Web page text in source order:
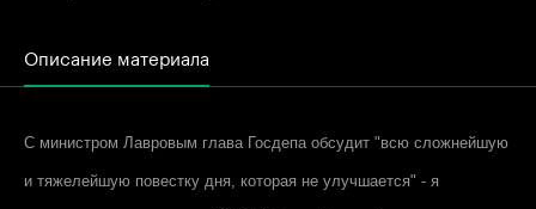
Описание материала
С министром Лавровым глава Госдепа обсудит "всю сложнейшую
и тяжелейшую повестку дня, которая не улучшается" - я